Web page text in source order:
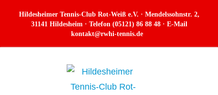
Hildesheimer Tennis-Club Rot-Weiß e.V. · Mendelssohnstr. 2,
31141 Hildesheim · Telefon (05121) 86 88 48 · E-Mail
kontakt@rwhi-tennis.de